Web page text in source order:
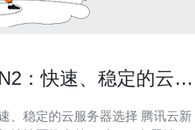
：快速、稳定的云服
定的云服务器选择 腾讯云新